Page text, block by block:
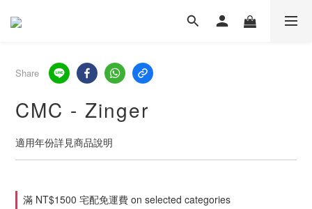
Share
CMC - Zinger
適用年份詳見商品說明
滿 NT$1500 宅配免運費 on selected categories